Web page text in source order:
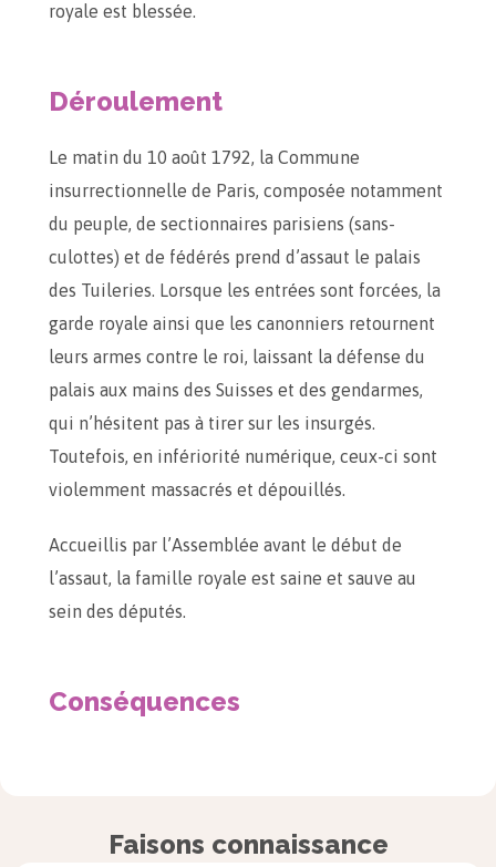
royale est blessée.
Déroulement
Le matin du 10 août 1792, la Commune
insurrectionnelle de Paris, composée notamment
du peuple, de sectionnaires parisiens (sans-
culottes) et de fédérés prend d’assaut le palais
des Tuileries. Lorsque les entrées sont forcées, la
garde royale ainsi que les canonniers retournent
leurs armes contre le roi, laissant la défense du
palais aux mains des Suisses et des gendarmes,
qui n’hésitent pas à tirer sur les insurgés.
Toutefois, en infériorité numérique, ceux-ci sont
violemment massacrés et dépouillés.
Accueillis par l’Assemblée avant le début de
l’assaut, la famille royale est saine et sauve au
sein des députés.
Conséquences
Faisons connaissance